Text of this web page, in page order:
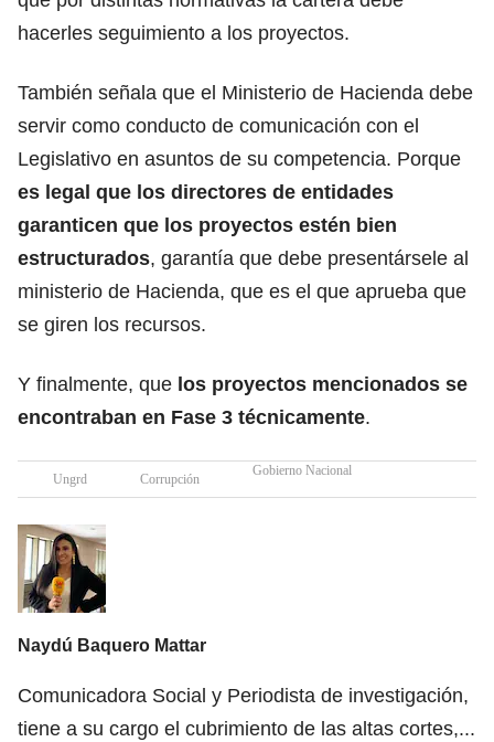
hacerles seguimiento a los proyectos.
También señala que el Ministerio de Hacienda debe
servir como conducto de comunicación con el
Legislativo en asuntos de su competencia. Porque
es legal que los directores de entidades
garanticen que los proyectos estén bien
estructurados, garantía que debe presentársele al
ministerio de Hacienda, que es el que aprueba que
se giren los recursos.
Y finalmente, que los proyectos mencionados se
encontraban en Fase 3 técnicamente.
Ungrd Corrupción
Gobierno Nacional
Naydú Baquero Mattar
Comunicadora Social y Periodista de investigación,
tiene a su cargo el cubrimiento de las altas cortes,...